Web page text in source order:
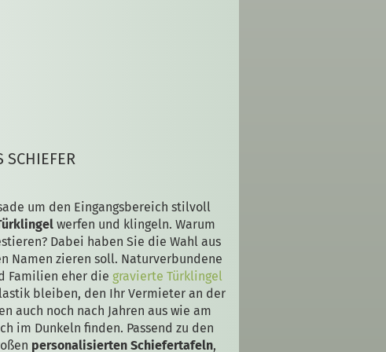
SCHIEFER
um den Eingangsbereich stilvoll
werfen und klingeln. Warum
Dabei haben Sie die Wahl aus
Namen zieren soll. Naturverbundene
Familien eher die gravierte Türklingel
bleiben, den Ihr Vermieter an der
auch noch nach Jahren aus wie am
im Dunkeln finden. Passend zu den
personalisierten Schiefertafeln,